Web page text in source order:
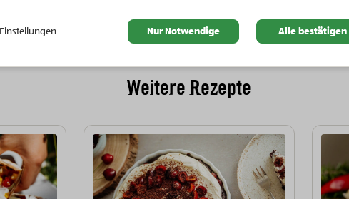
Weitere Rezepte
Einstellungen Nur Notwendige Alle bestätigen